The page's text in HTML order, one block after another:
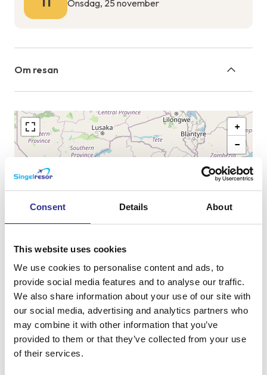
Consent Details About
This website uses cookies
We use cookies to personalise content and ads, to
provide social media features and to analyse our traffic.
We also share information about your use of our site with
our social media, advertising and analytics partners who
may combine it with other information that you’ve
provided to them or that they’ve collected from your use
of their services.
Onsdag, 25 november
Om resan
+
−